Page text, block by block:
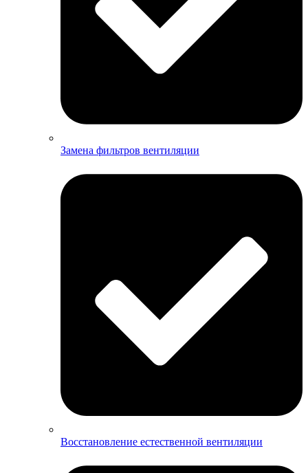
Замена фильтров вентиляции
Восстановление естественной вентиляции